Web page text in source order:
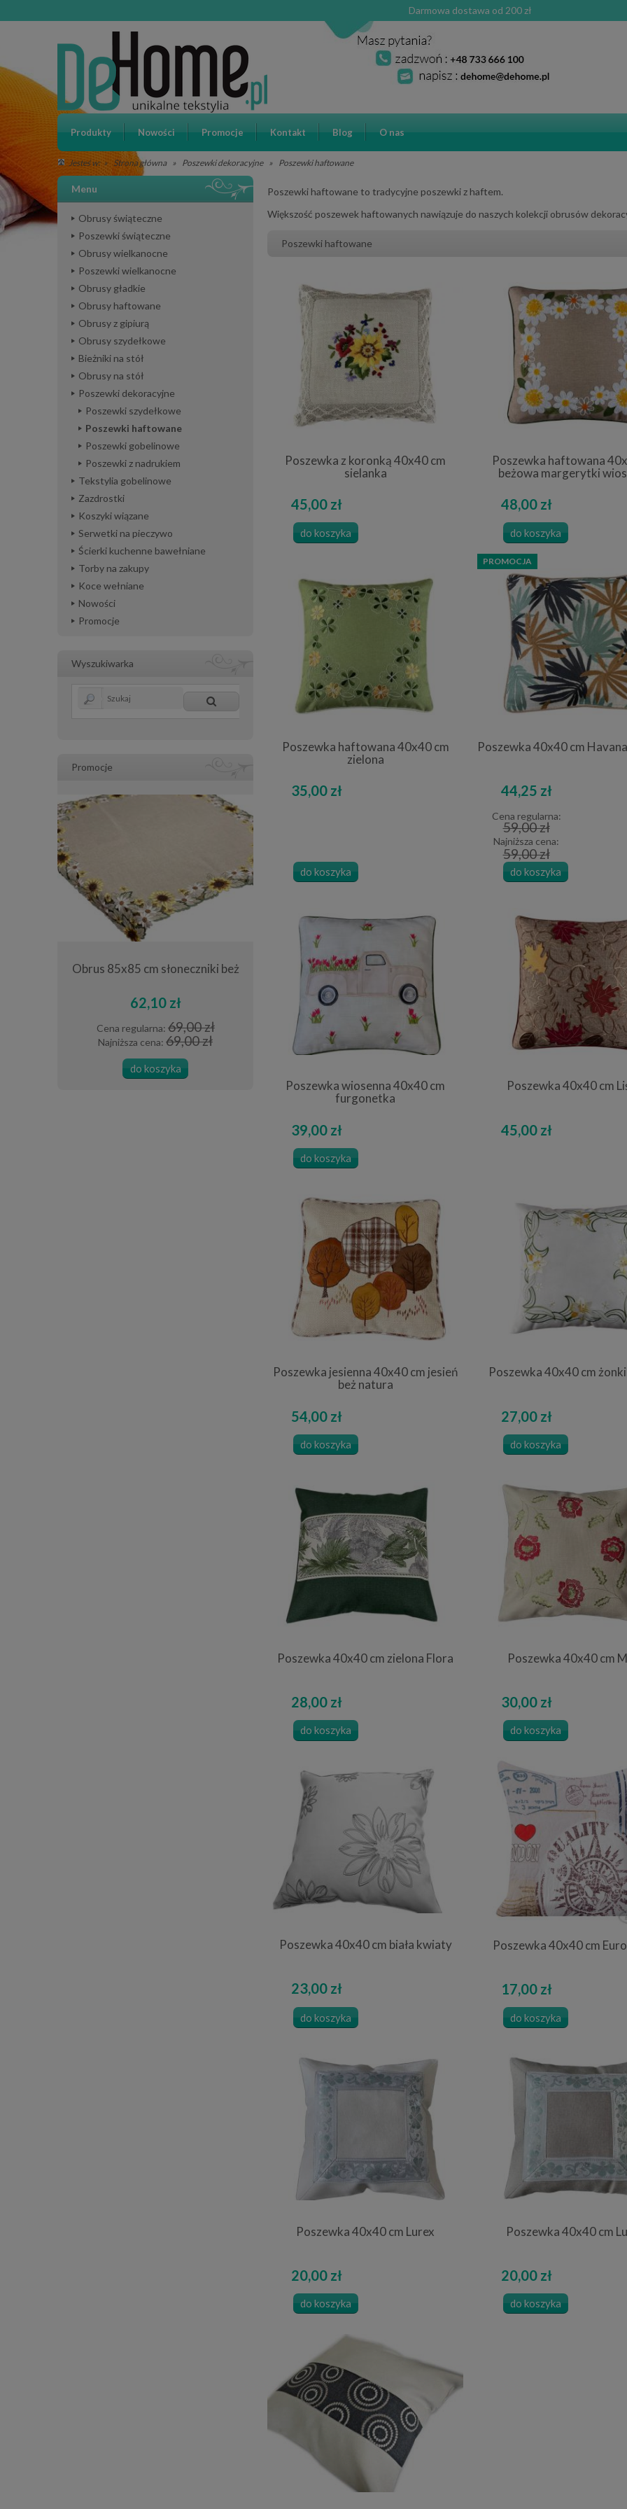
Darmowa dostawa od 200 zł
Produkty Nowości Promocje Kontakt Blog O nas
Jesteś w: » Strona główna » Poszewki dekoracyjne » Poszewki haftowane
Menu
Obrusy świąteczne
Poszewki świąteczne
Obrusy wielkanocne
Poszewki wielkanocne
Obrusy gładkie
Obrusy haftowane
Obrusy z gipiurą
Obrusy szydełkowe
Bieżniki na stół
Obrusy na stół
Poszewki dekoracyjne
Poszewki szydełkowe
Poszewki haftowane
Poszewki gobelinowe
Poszewki z nadrukiem
Tekstylia gobelinowe
Zazdrostki
Koszyki wiązane
Serwetki na pieczywo
Ścierki kuchenne bawełniane
Torby na zakupy
Koce wełniane
Nowości
Promocje
Wyszukiwarka
Promocje
Obrus 85x85 cm słoneczniki beż
62,10 zł
Cena regularna: 69,00 zł
Najniższa cena: 69,00 zł
do koszyka
Poszewka dekoracyjna 40x40 cm
17,00 zł
Cena regularna:20,00 zł
Najniższa cena: 20,00 zł
Obrus 140x220 cm ecru lurex
111,75 zł
Cena regularna:149,00 zł
Najniższa cena:149,00 zł
Poszewki haftowane to tradycyjne poszewki z haftem.
Większość poszewek haftowanych nawiązuje do naszych kolekcji obrusów
Poszewki haftowane
Poszewka z koronką 40x40 cm
sielanka
45,00 zł
do koszyka
Poszewka haftowana
beżowa margerytki
48,00 zł
do koszyka
Poszewka haftowana 40x40 cm
zielona
35,00 zł
do koszyka
Poszewka 40x40 cm
44,25 zł
Cena regularna:
59,00 zł
Najniższa cena:
59,00 zł
do koszyka
PROMOCJA
Poszewka wiosenna 40x40 cm
furgonetka
39,00 zł
do koszyka
Poszewka 40x40 cm
45,00 zł
Poszewka jesienna 40x40 cm jesień
beż natura
54,00 zł
do koszyka
Poszewka 40x40 cm
27,00 zł
do koszyka
Poszewka 40x40 cm zielona Flora
28,00 zł
do koszyka
Poszewka 40x40 cm
30,00 zł
do koszyka
Poszewka 40x40 cm biała kwiaty
23,00 zł
do koszyka
Poszewka 40x40 cm
17,00 zł
do koszyka
Poszewka 40x40 cm Lurex
20,00 zł
do koszyka
Poszewka 40x40 cm
20,00 zł
do koszyka